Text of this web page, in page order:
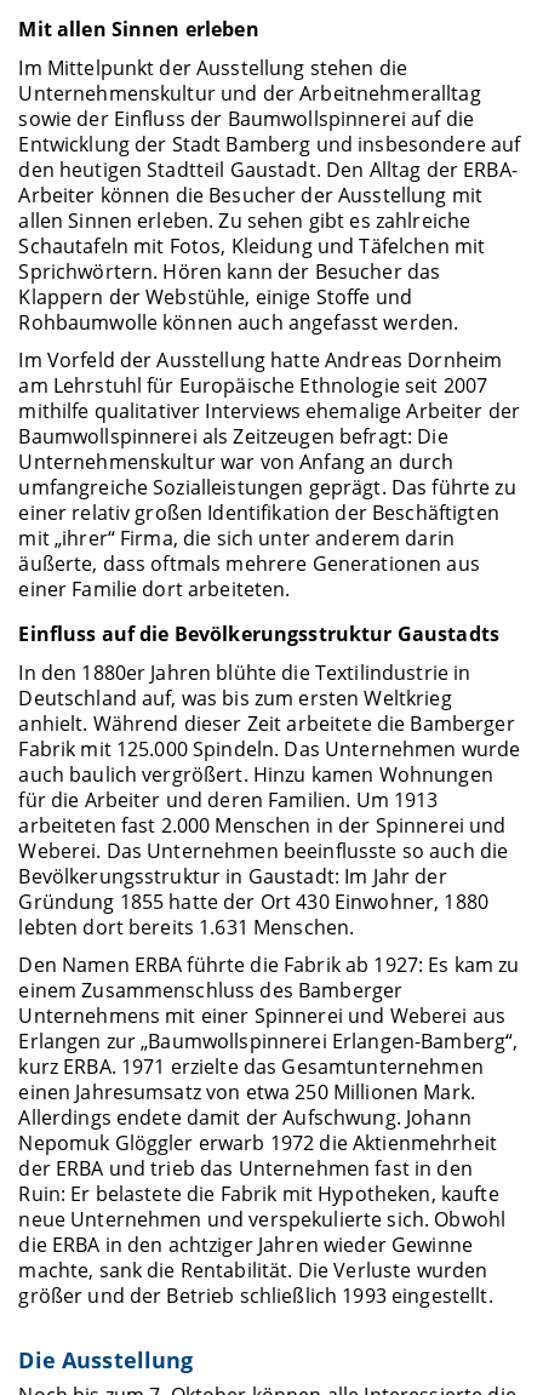
Mit allen Sinnen erleben
Im Mittelpunkt der Ausstellung stehen die
Unternehmenskultur und der Arbeitnehmeralltag
sowie der Einfluss der Baumwollspinnerei auf die
Entwicklung der Stadt Bamberg und insbesondere auf
den heutigen Stadtteil Gaustadt. Den Alltag der ERBA-
Arbeiter können die Besucher der Ausstellung mit
allen Sinnen erleben. Zu sehen gibt es zahlreiche
Schautafeln mit Fotos, Kleidung und Täfelchen mit
Sprichwörtern. Hören kann der Besucher das
Klappern der Webstühle, einige Stoffe und
Rohbaumwolle können auch angefasst werden.
Im Vorfeld der Ausstellung hatte Andreas Dornheim
am Lehrstuhl für Europäische Ethnologie seit 2007
mithilfe qualitativer Interviews ehemalige Arbeiter der
Baumwollspinnerei als Zeitzeugen befragt: Die
Unternehmenskultur war von Anfang an durch
umfangreiche Sozialleistungen geprägt. Das führte zu
einer relativ großen Identifikation der Beschäftigten
mit „ihrer“ Firma, die sich unter anderem darin
äußerte, dass oftmals mehrere Generationen aus
einer Familie dort arbeiteten.
Einfluss auf die Bevölkerungsstruktur Gaustadts
In den 1880er Jahren blühte die Textilindustrie in
Deutschland auf, was bis zum ersten Weltkrieg
anhielt. Während dieser Zeit arbeitete die Bamberger
Fabrik mit 125.000 Spindeln. Das Unternehmen wurde
auch baulich vergrößert. Hinzu kamen Wohnungen
für die Arbeiter und deren Familien. Um 1913
arbeiteten fast 2.000 Menschen in der Spinnerei und
Weberei. Das Unternehmen beeinflusste so auch die
Bevölkerungsstruktur in Gaustadt: Im Jahr der
Gründung 1855 hatte der Ort 430 Einwohner, 1880
lebten dort bereits 1.631 Menschen.
Den Namen ERBA führte die Fabrik ab 1927: Es kam zu
einem Zusammenschluss des Bamberger
Unternehmens mit einer Spinnerei und Weberei aus
Erlangen zur „Baumwollspinnerei Erlangen-Bamberg“,
kurz ERBA. 1971 erzielte das Gesamtunternehmen
einen Jahresumsatz von etwa 250 Millionen Mark.
Allerdings endete damit der Aufschwung. Johann
Nepomuk Glöggler erwarb 1972 die Aktienmehrheit
der ERBA und trieb das Unternehmen fast in den
Ruin: Er belastete die Fabrik mit Hypotheken, kaufte
neue Unternehmen und verspekulierte sich. Obwohl
die ERBA in den achtziger Jahren wieder Gewinne
machte, sank die Rentabilität. Die Verluste wurden
größer und der Betrieb schließlich 1993 eingestellt.
Die Ausstellung